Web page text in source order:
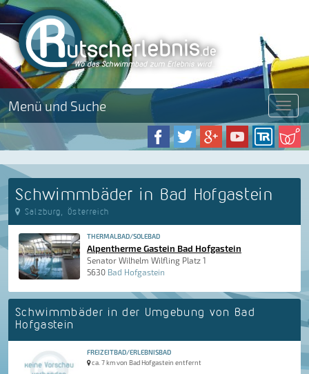
Menü und Suche Menü
Schwimmbäder in Bad Hofgastein
Salzburg, Österreich
THERMALBAD/SOLEBAD
Alpentherme Gastein Bad Hofgastein
Senator Wilhelm Wilfling Platz 1
5630 Bad Hofgastein
Schwimmbäder in der Umgebung von Bad
Hofgastein
FREIZEITBAD/ERLEBNISBAD
ca. 7 km von Bad Hofgastein entfernt